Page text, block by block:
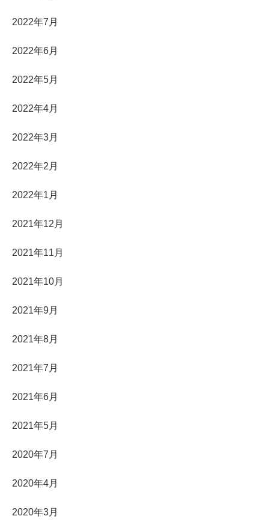
2022年7月
2022年6月
2022年5月
2022年4月
2022年3月
2022年2月
2022年1月
2021年12月
2021年11月
2021年10月
2021年9月
2021年8月
2021年7月
2021年6月
2021年5月
2020年7月
2020年4月
2020年3月